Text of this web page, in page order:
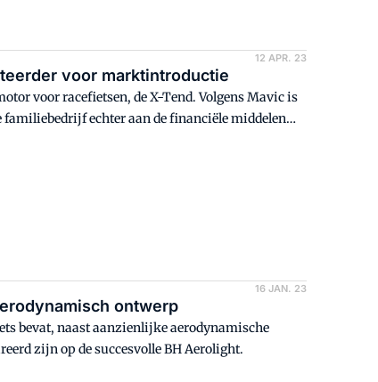
12 APR. 23
voor marktintroductie
voor racefietsen, de X-Tend. Volgens Mavic is
echter aan de financiële middelen
16 JAN. 23
ontwerp
bevat, naast aanzienlijke aerodynamische
zijn op de succesvolle BH Aerolight.